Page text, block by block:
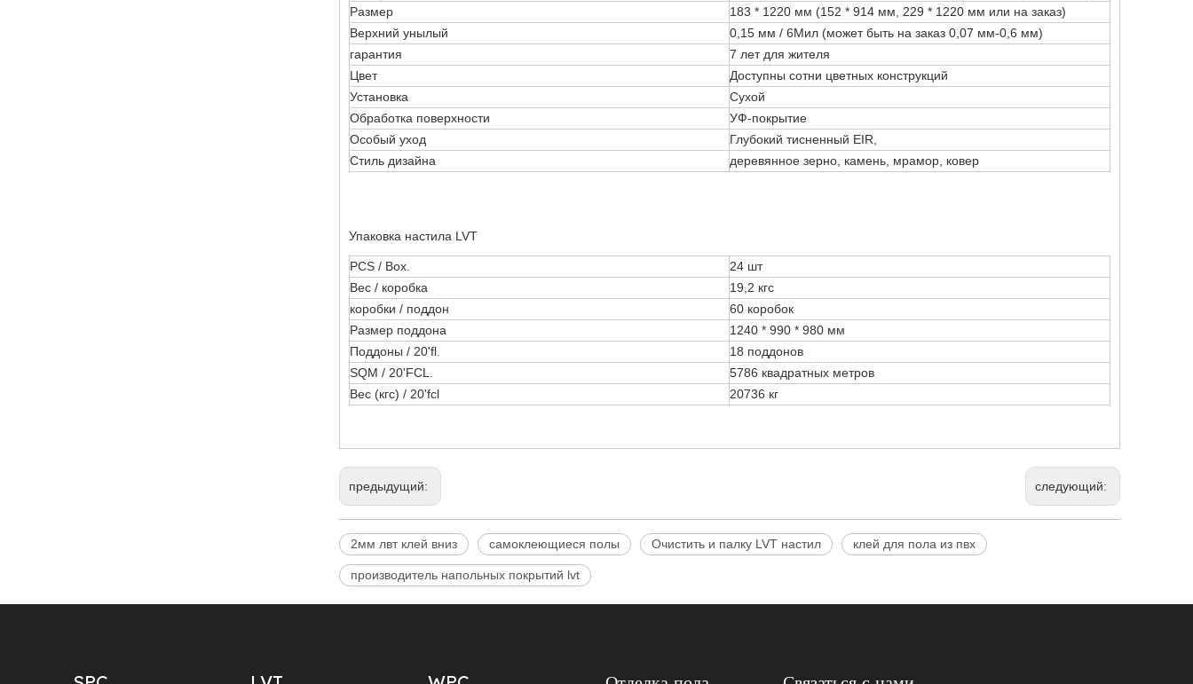
Размер
183 * 1220 мм (152 * 914 мм, 229 * 1220 мм или на заказ)
Верхний унылый
0,15 мм / 6Мил (может быть на заказ 0,07 мм-0,6 мм)
гарантия
7 лет для жителя
Цвет
Доступны сотни цветных конструкций
Установка
Сухой
Обработка поверхности
УФ-покрытие
Особый уход
Глубокий тисненный EIR,
Стиль дизайна
деревянное зерно, камень, мрамор, ковер
Упаковка настила LVT
PCS / Box.
24 шт
Вес / коробка
19,2 кгс
коробки / поддон
60 коробок
Размер поддона
1240 * 990 * 980 мм
Поддоны / 20'fl.
18 поддонов
SQM / 20'FCL.
5786 квадратных метров
Вес (кгс) / 20'fcl
20736 кг
предыдущий: следующий:
2мм лвт клей вниз самоклеющиеся полы Очистить и палку LVT настил клей для пола из пвх
производитель напольных покрытий lvt